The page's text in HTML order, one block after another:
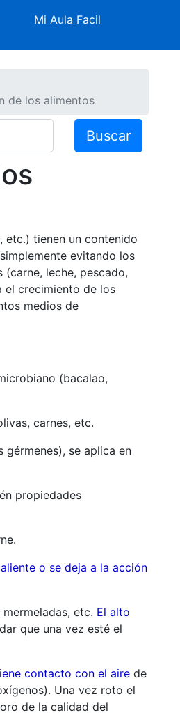
Mi Aula Facil
de los alimentos
Buscar
etc.) tienen un contenido
evitando los
leche, pescado,
el crecimiento de los
medios de
(bacalao,
carnes, etc.
se aplica en
propiedades
o se deja a la acción
etc. El alto
que una vez esté el
contacto con el airede
Una vez roto el
de la calidad del